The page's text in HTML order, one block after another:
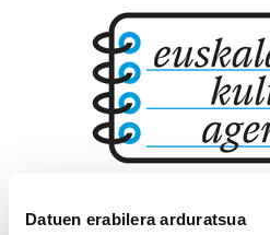
Datuen erabilera arduratsua